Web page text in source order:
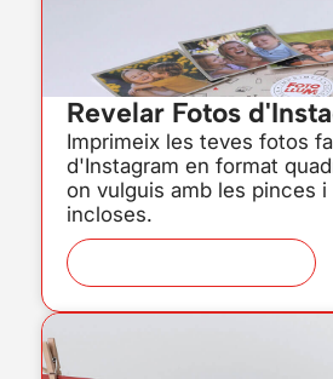
Revelar Fotos
Imprimeix les teves fotos
d'Instagram en format
on vulguis amb les pinces i
incloses.